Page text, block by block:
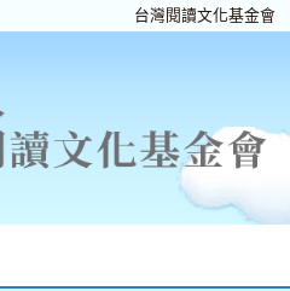
台灣閱讀文化基金會